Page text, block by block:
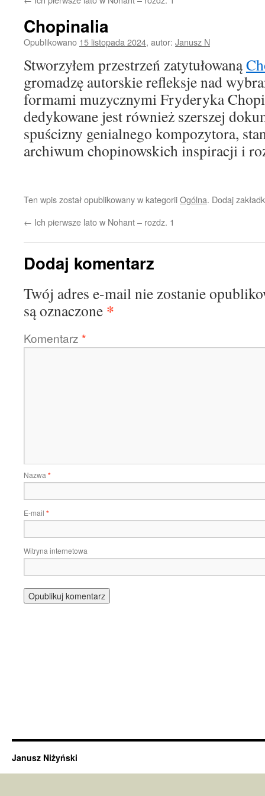
Chopinalia
Opublikowano 15 listopada 2024, autor: Janusz N
Stworzyłem przestrzeń zatytułowaną
gromadzę autorskie refleksje nad
formami muzycznymi Fryderyka
dedykowane jest również szerszej
spuścizny genialnego kompozytora,
archiwum chopinowskich inspiracji i
Ten wpis został opublikowany w kategoriiOgólna. Dodaj
← Ich pierwsze lato w Nohant – rozdz. 1
Dodaj komentarz
Twój adres e-mail nie zostanie
są oznaczone *
Komentarz *
Nazwa *
E-mail *
Witryna internetowa
Janusz Niżyński